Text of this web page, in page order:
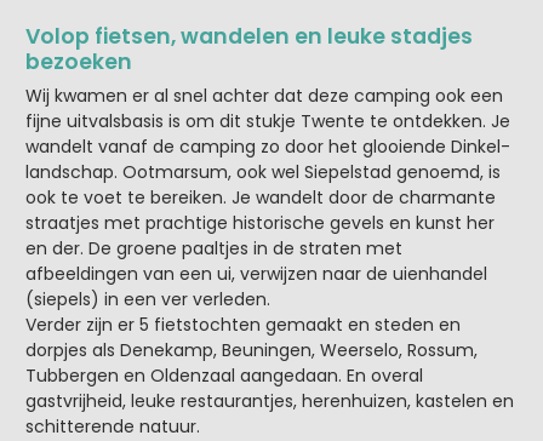
Volop fietsen, wandelen en leuke stadjes
bezoeken
Wij kwamen er al snel achter dat deze camping ook een
fijne uitvalsbasis is om dit stukje Twente te ontdekken. Je
wandelt vanaf de camping zo door het glooiende Dinkel-
landschap. Ootmarsum, ook wel Siepelstad genoemd, is
ook te voet te bereiken. Je wandelt door de charmante
straatjes met prachtige historische gevels en kunst her
en der. De groene paaltjes in de straten met
afbeeldingen van een ui, verwijzen naar de uienhandel
(siepels) in een ver verleden.
Verder zijn er 5 fietstochten gemaakt en steden en
dorpjes als Denekamp, Beuningen, Weerselo, Rossum,
Tubbergen en Oldenzaal aangedaan. En overal
gastvrijheid, leuke restaurantjes, herenhuizen, kastelen en
schitterende natuur.